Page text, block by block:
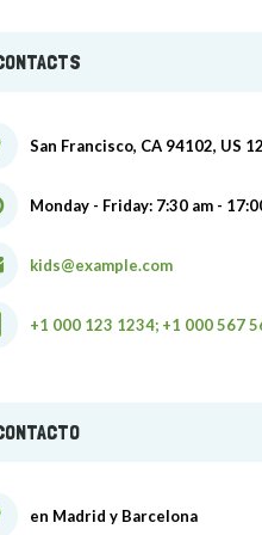
San Francisco, CA 94102, US
Monday - Friday: 7:30 am -
kids@example.com
+1 000 123 1234; +1 000 567
en Madrid y Barcelona